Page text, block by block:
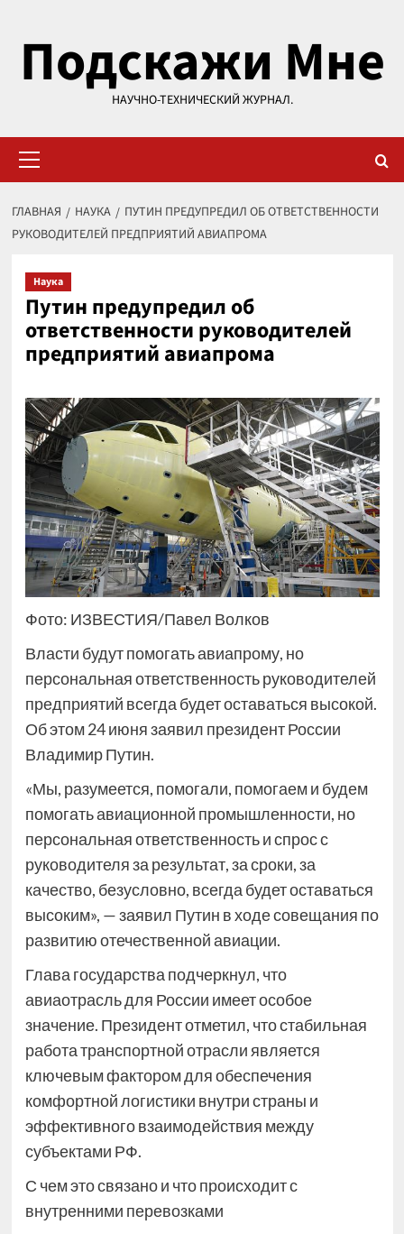
содержимому
Подскажи Мне
НАУЧНО-ТЕХНИЧЕСКИЙ ЖУРНАЛ.
меню
ГЛАВНАЯ НАУКА
ПУТИН ПРЕДУПРЕДИЛ ОБ ОТВЕТСТВЕННОСТИ
РУКОВОДИТЕЛЕЙ ПРЕДПРИЯТИЙ АВИАПРОМА
Наука
Путин предупредил об
ответственности руководителей
предприятий авиапрома
Фото: ИЗВЕСТИЯ/Павел Волков
Власти будут помогать авиапрому, но
персональная ответственность руководителей
предприятий всегда будет оставаться высокой.
Об этом 24 июня заявил президент России
Владимир Путин.
«Мы, разумеется, помогали, помогаем и будем
помогать авиационной промышленности, но
персональная ответственность и спрос с
руководителя за результат, за сроки, за
качество, безусловно, всегда будет оставаться
высоким», — заявил Путин в ходе совещания по
развитию отечественной авиации.
Глава государства подчеркнул, что
авиаотрасль для России имеет особое
значение. Президент отметил, что стабильная
работа транспортной отрасли является
ключевым фактором для обеспечения
комфортной логистики внутри страны и
эффективного взаимодействия между
субъектами РФ.
С чем это связано и что происходит с
внутренними перевозками